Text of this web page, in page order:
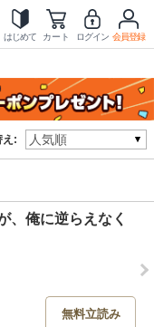
はじめて カート ログイン 会員登録
え:
、俺に逆らえなく
無料立読み